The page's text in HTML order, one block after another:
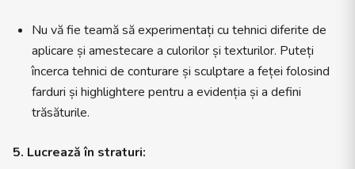
Nu vă fie teamă să experimentați cu tehnici diferite de
aplicare și amestecare a culorilor și texturilor. Puteți
încerca tehnici de conturare și sculptare a feței folosind
farduri și highlightere pentru a evidenția și a defini
trăsăturile.
5. Lucrează în straturi: